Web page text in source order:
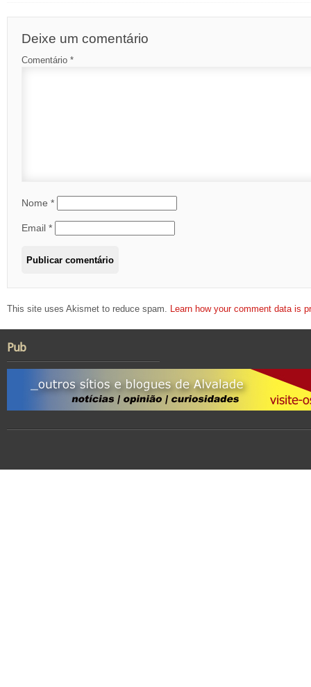
Deixe um comentário
Comentário *
Nome *
Email *
This site uses Akismet to reduce spam. Learn how your comment data is
Pub